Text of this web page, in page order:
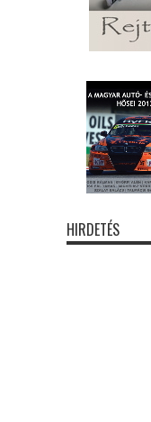
HIRDETÉS